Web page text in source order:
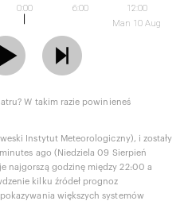
0:00 6:00
12:00
Man 10 Aug
W takim razie powinieneś
Instytut Meteorologiczny), i zostały
ago (Niedziela 09 Sierpień
najgorszą godzinę między 22:00 a
kilku źródeł prognoz
większych systemów